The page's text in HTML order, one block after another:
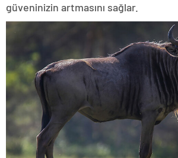
güveninizin artmasını sağlar.